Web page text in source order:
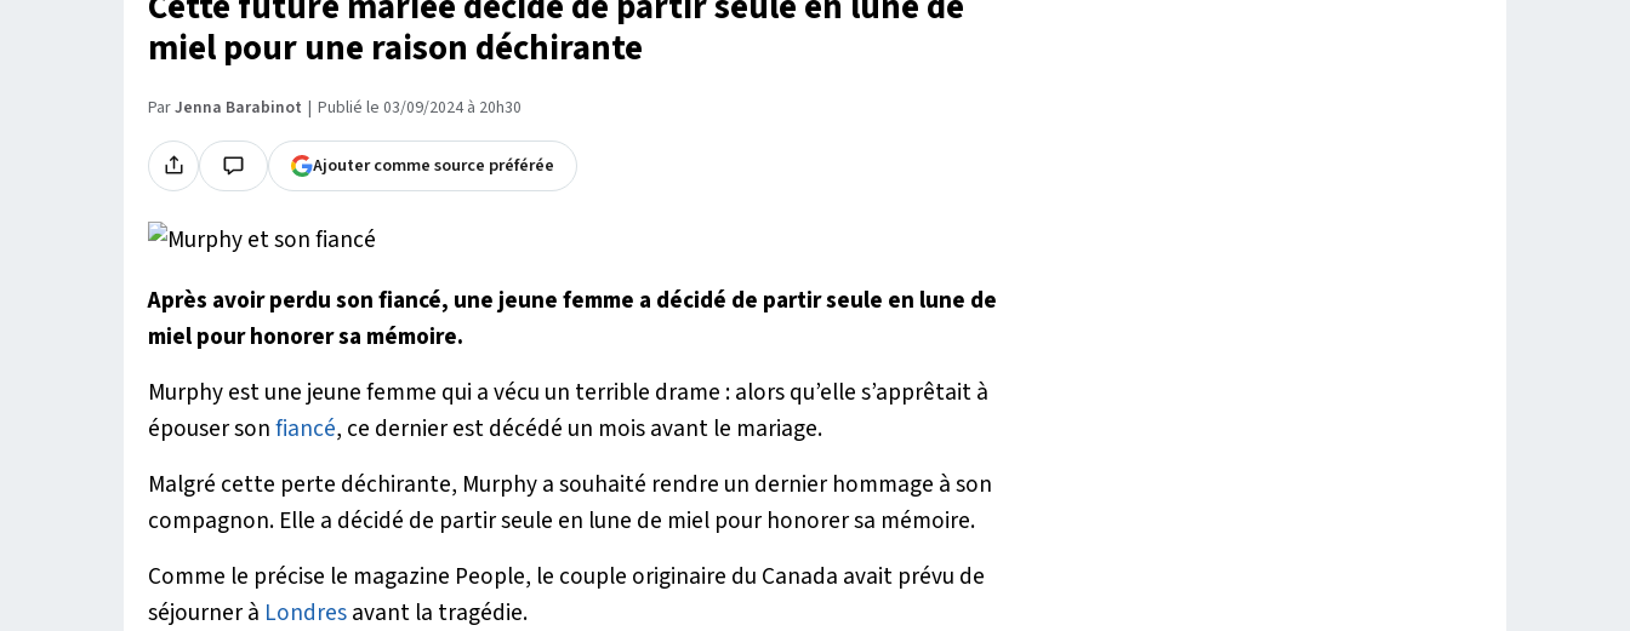
miel pour une raison déchirante
ParJenna Barabinot Publié le 03/09/2024 à 20h30
Ajouter comme source préférée
Après avoir perdu son fiancé, une jeune femme a décidé de partir seule en lune de
miel pour honorer sa mémoire.
Murphy est une jeune femme qui a vécu un terrible drame : alors qu’elle s’apprêtait à
épouser sonfiancé, ce dernier est décédé un mois avant le mariage.
Malgré cette perte déchirante, Murphy a souhaité rendre un dernier hommage à son
compagnon. Elle a décidé de partir seule en lune de miel pour honorer sa mémoire.
Comme le précise le magazine People, le couple originaire du Canada avait prévu de
séjourner à Londresavant la tragédie.